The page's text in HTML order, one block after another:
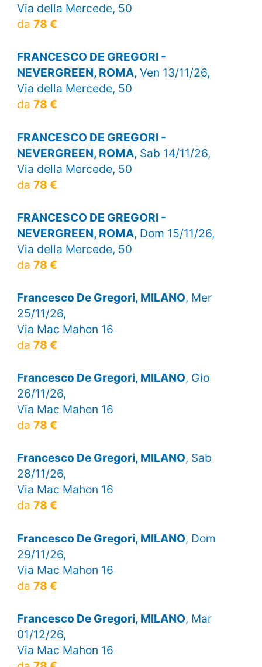
Via della Mercede, 50
da 78 €
FRANCESCO DE GREGORI -
NEVERGREEN, ROMA, Ven 13/11/26,
Via della Mercede, 50
da 78 €
FRANCESCO DE GREGORI -
NEVERGREEN, ROMA, Sab 14/11/26,
Via della Mercede, 50
da 78 €
FRANCESCO DE GREGORI -
NEVERGREEN, ROMA, Dom 15/11/26,
Via della Mercede, 50
da 78 €
Francesco De Gregori, MILANO, Mer
25/11/26,
Via Mac Mahon 16
da 78 €
Francesco De Gregori, MILANO, Gio
26/11/26,
Via Mac Mahon 16
da 78 €
Francesco De Gregori, MILANO, Sab
28/11/26,
Via Mac Mahon 16
da 78 €
Francesco De Gregori, MILANO, Dom
29/11/26,
Via Mac Mahon 16
da 78 €
Francesco De Gregori, MILANO, Mar
01/12/26,
Via Mac Mahon 16